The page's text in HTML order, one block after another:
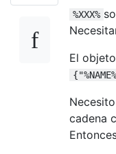
%XXX%
El
cadena